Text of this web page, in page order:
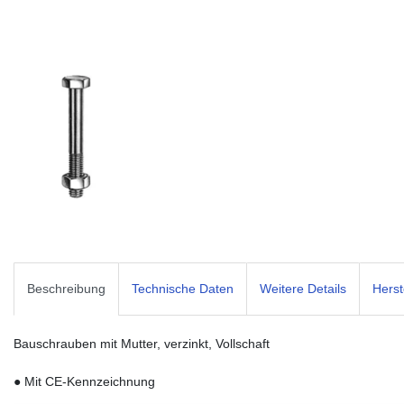
Beschreibung Technische Daten Weitere Details
Bauschrauben mit Mutter, verzinkt, Vollschaft
● Mit CE-Kennzeichnung